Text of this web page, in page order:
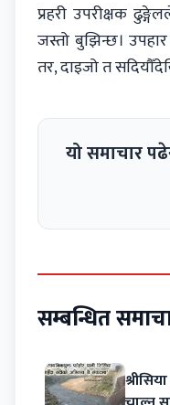
प्रहरी उपरीक्षक
जस्तो बुझिन्छ।
तर, दाइजो त
यो समाचार
सम्बन्धित